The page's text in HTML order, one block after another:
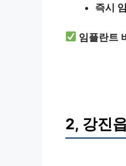
즉시
임플란트
2, 강진